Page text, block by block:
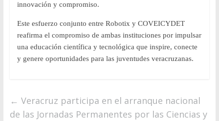
innovación y compromiso.
Este esfuerzo conjunto entre Robotix y COVEICYDET
reafirma el compromiso de ambas instituciones por impulsar
una educación científica y tecnológica que inspire, conecte
y genere oportunidades para las juventudes veracruzanas.
← Veracruz participa en el arranque nacional
de las Jornadas Permanentes por las Ciencias y